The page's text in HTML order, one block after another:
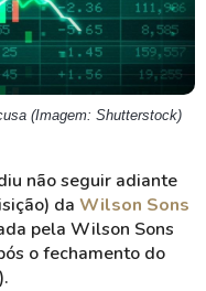
(Imagem: Shutterstock)
não seguir adiante
da Wilson Sons
pela Wilson Sons
o fechamento do